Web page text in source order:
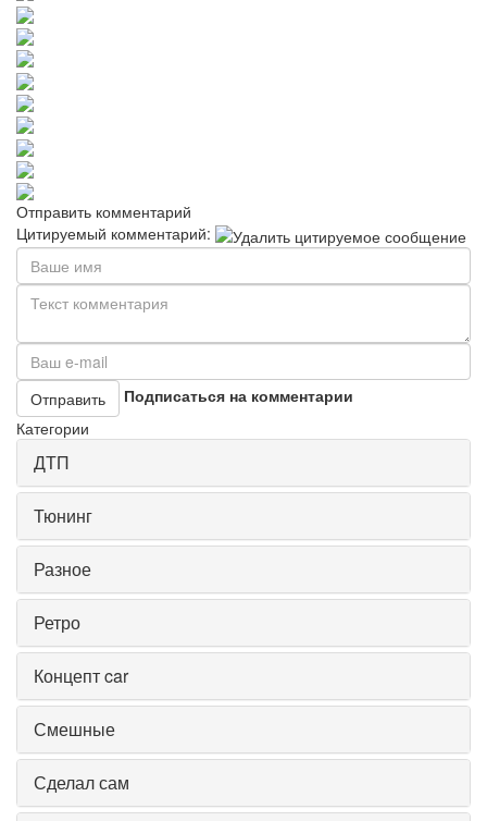
Отправить комментарий
Цитируемый комментарий:
Отправить
Подписаться на комментарии
Категории
ДТП
Тюнинг
Разное
Ретро
Концепт car
Смешные
Сделал сам